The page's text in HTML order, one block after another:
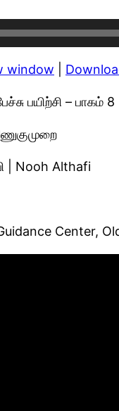
window
பயிற்சி – பாகம் 8
| Nooh Althafi
Center,